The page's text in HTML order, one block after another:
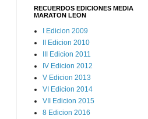
RECUERDOS EDICIONES MEDIA
MARATON LEON
I Edicion 2009
II Edicion 2010
III Edicion 2011
IV Edicion 2012
V Edicion 2013
VI Edicion 2014
VII Edicion 2015
8 Edicion 2016